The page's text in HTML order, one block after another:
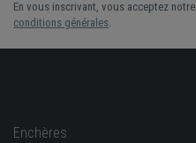
En vous inscrivant, vous acceptez notre
conditions générales
Enchères